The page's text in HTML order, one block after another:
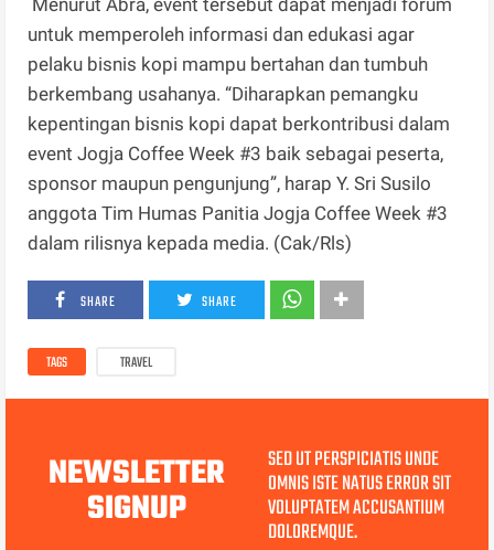
untuk memperoleh informasi dan edukasi agar
pelaku bisnis kopi mampu bertahan dan tumbuh
berkembang usahanya. “Diharapkan pemangku
kepentingan bisnis kopi dapat berkontribusi dalam
event Jogja Coffee Week #3 baik sebagai peserta,
sponsor maupun pengunjung”, harap Y. Sri Susilo
anggota Tim Humas Panitia Jogja Coffee Week #3
dalam rilisnya kepada media. (Cak/Rls)
SHARE SHARE
TAGS TRAVEL
NEWSLETTER
SIGNUP
SED UT PERSPICIATIS UNDE
OMNIS ISTE NATUS ERROR SIT
VOLUPTATEM ACCUSANTIUM
DOLOREMQUE.